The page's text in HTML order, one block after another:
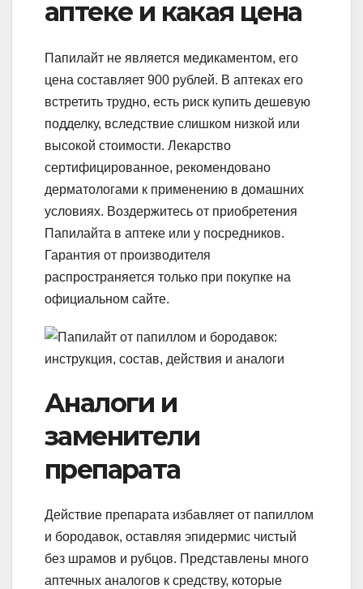
аптеке и какая цена
Папилайт не является медикаментом, его
цена составляет 900 рублей. В аптеках его
встретить трудно, есть риск купить дешевую
подделку, вследствие слишком низкой или
высокой стоимости. Лекарство
сертифицированное, рекомендовано
дерматологами к применению в домашних
условиях. Воздержитесь от приобретения
Папилайта в аптеке или у посредников.
Гарантия от производителя
распространяется только при покупке на
официальном сайте.
Аналоги и
заменители
препарата
Действие препарата избавляет от папиллом
и бородавок, оставляя эпидермис чистый
без шрамов и рубцов. Представлены много
аптечных аналогов к средству, которые